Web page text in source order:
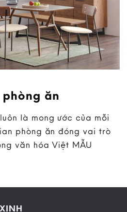
ăn
là mong ước của mỗi
phòng ăn đóng vai trò
văn hóa Việt MẪU